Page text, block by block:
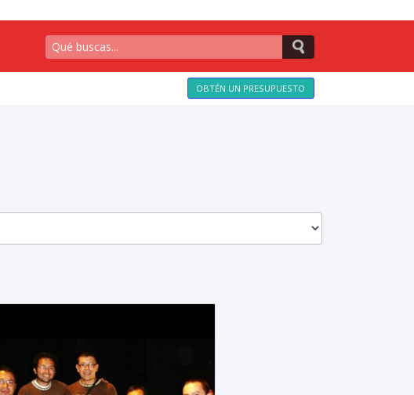
OBTÉN UN PRESUPUESTO